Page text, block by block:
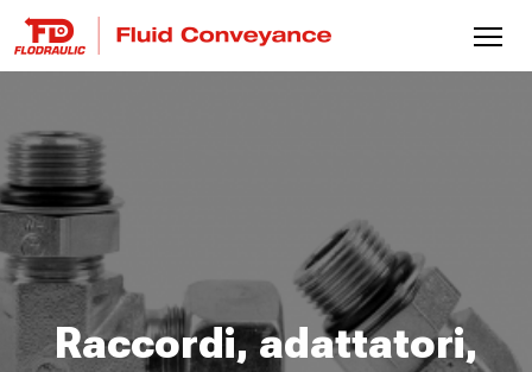
Raccordi, adattatori,